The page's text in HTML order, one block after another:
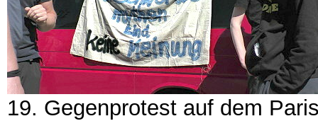
19. Gegenprotest auf dem